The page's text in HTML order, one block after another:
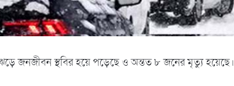
জনজীবন স্থবির হয়ে পড়েছে ও অন্তত ৮ জনের মৃত্যু হয়েছে।